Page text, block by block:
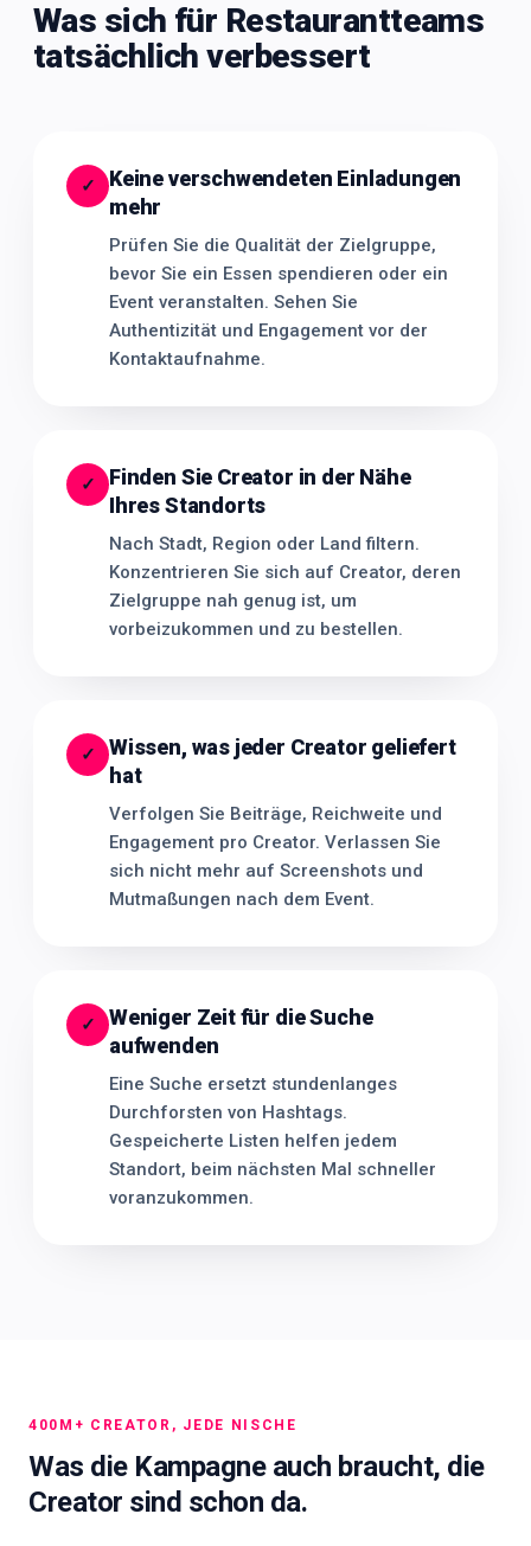
Was sich für Restaurantteams
tatsächlich verbessert
✓
Keine verschwendeten Einladungen
mehr
Prüfen Sie die Qualität der Zielgruppe,
bevor Sie ein Essen spendieren oder ein
Event veranstalten. Sehen Sie
Authentizität und Engagement vor der
Kontaktaufnahme.
✓
Finden Sie Creator in der Nähe
Ihres Standorts
Nach Stadt, Region oder Land filtern.
Konzentrieren Sie sich auf Creator, deren
Zielgruppe nah genug ist, um
vorbeizukommen und zu bestellen.
✓
Wissen, was jeder Creator geliefert
hat
Verfolgen Sie Beiträge, Reichweite und
Engagement pro Creator. Verlassen Sie
sich nicht mehr auf Screenshots und
Mutmaßungen nach dem Event.
✓
Weniger Zeit für die Suche
aufwenden
Eine Suche ersetzt stundenlanges
Durchforsten von Hashtags.
Gespeicherte Listen helfen jedem
Standort, beim nächsten Mal schneller
voranzukommen.
400M+ CREATOR, JEDE NISCHE
Was die Kampagne auch braucht, die
Creator sind schon da.